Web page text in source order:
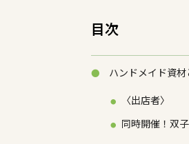
目次
ハンドメイド資
〈出店者〉
同時開催！双